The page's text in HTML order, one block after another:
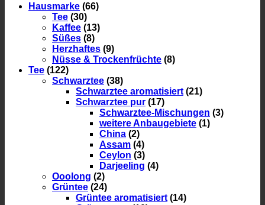
Hausmarke (66)
Tee (30)
Kaffee (13)
Süßes (8)
Herzhaftes (9)
Nüsse & Trockenfrüchte (8)
Tee (122)
Schwarztee (38)
Schwarztee aromatisiert (21)
Schwarztee pur (17)
Schwarztee-Mischungen (3)
weitere Anbaugebiete (1)
China (2)
Assam (4)
Ceylon (3)
Darjeeling (4)
Ooolong (2)
Grüntee (24)
Grüntee aromatisiert (14)